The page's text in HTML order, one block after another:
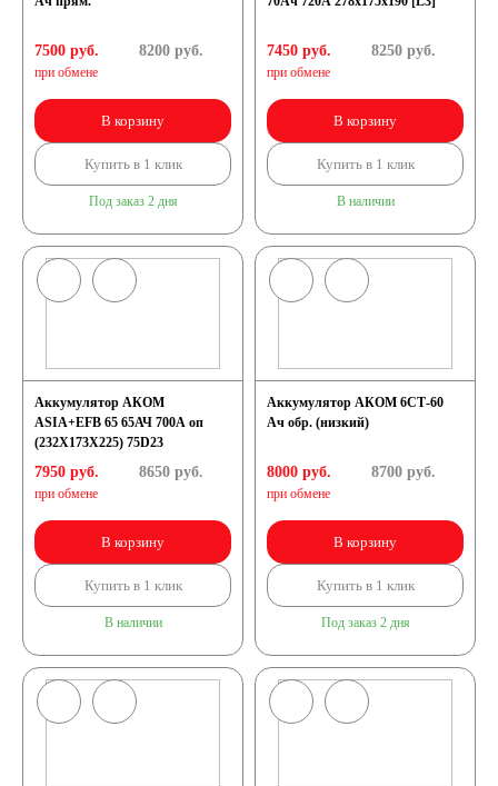
7500 руб.
при обмене
8200руб.
В корзину
Купить в 1 клик
Под заказ 2 дня
7450 руб.
при обмене
8250руб.
В корзину
Купить в 1 клик
В наличии
Аккумулятор АКОМ
ASIA+EFB 65 65АЧ 700A оп
(232X173X225) 75D23
7950 руб.
при обмене
8650руб.
В корзину
Купить в 1 клик
В наличии
Аккумулятор АКОМ 6СТ-60
Ач обр. (низкий)
8000 руб.
при обмене
8700руб.
В корзину
Купить в 1 клик
Под заказ 2 дня